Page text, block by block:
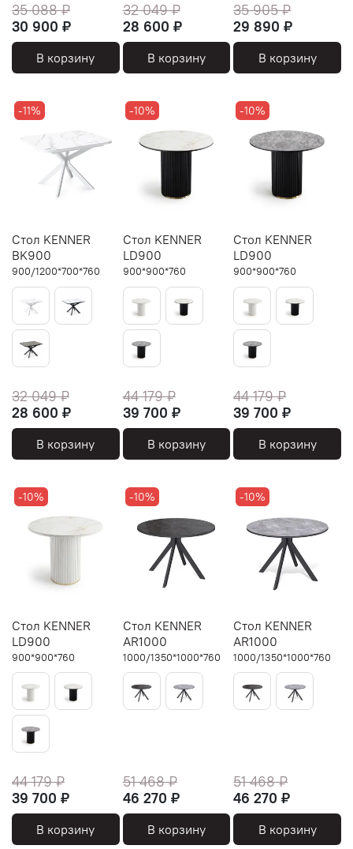
35 088 ₽
30 900 ₽
В корзину
32 049 ₽
28 600 ₽
В корзину
35 905 ₽
29 890 ₽
В корзину
-11%
Стол KENNER
BK900
900/1200*700*760
32 049 ₽
28 600 ₽
В корзину
-10%
Стол KENNER
LD900
900*900*760
44 179 ₽
39 700 ₽
В корзину
-10%
Стол KENNER
LD900
900*900*760
44 179 ₽
39 700 ₽
В корзину
-10%
Стол KENNER
LD900
900*900*760
44 179 ₽
39 700 ₽
В корзину
-10%
Стол KENNER
AR1000
1000/1350*1000*760
51 468 ₽
46 270 ₽
В корзину
-10%
Стол KENNER
AR1000
1000/1350*1000*760
51 468 ₽
46 270 ₽
В корзину